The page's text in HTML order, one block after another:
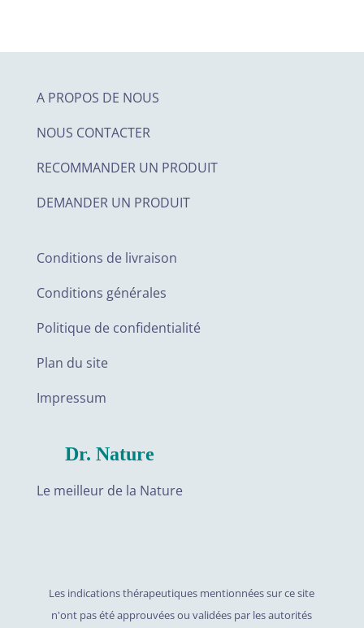
A PROPOS DE NOUS
NOUS CONTACTER
RECOMMANDER UN PRODUIT
DEMANDER UN PRODUIT
Conditions de livraison
Conditions générales
Politique de confidentialité
Plan du site
Impressum
Dr. Nature
Le meilleur de la Nature
Les indications thérapeutiques mentionnées sur ce site
n'ont pas été approuvées ou validées par les autorités